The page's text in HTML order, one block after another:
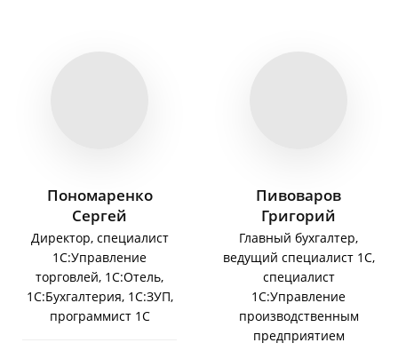
Пономаренко
Сергей
Директор, специалист
1С:Управление
торговлей, 1С:Отель,
1С:Бухгалтерия, 1С:ЗУП,
программист 1С
Пивоваров
Григорий
Главный бухгалтер,
ведущий специалист 1С,
специалист
1С:Управление
производственным
предприятием